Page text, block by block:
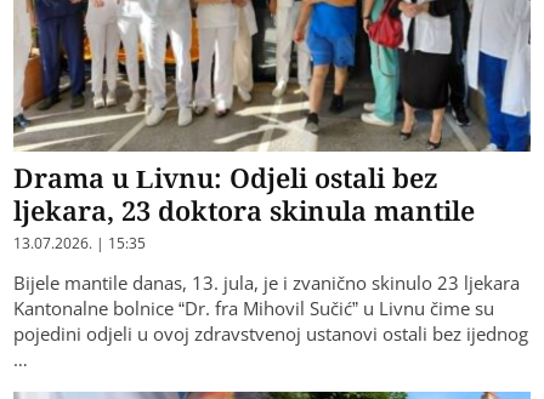
Drama u Livnu: Odjeli ostali bez
ljekara, 23 doktora skinula mantile
13.07.2026. | 15:35
Bijele mantile danas, 13. jula, je i zvanično skinulo 23 ljekara
Kantonalne bolnice “Dr. fra Mihovil Sučić” u Livnu čime su
pojedini odjeli u ovoj zdravstvenoj ustanovi ostali bez ijednog
…